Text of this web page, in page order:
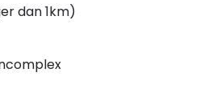
dan 1km)